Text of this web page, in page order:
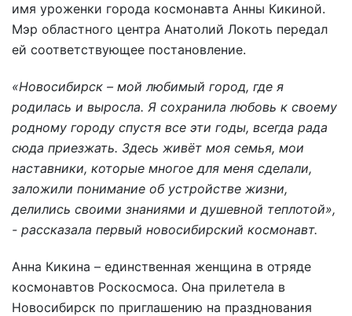
имя уроженки города космонавта Анны Кикиной.
Мэр областного центра Анатолий Локоть передал
ей соответствующее постановление.
«Новосибирск – мой любимый город, где я
родилась и выросла. Я сохранила любовь к своему
родному городу спустя все эти годы, всегда рада
сюда приезжать. Здесь живёт моя семья, мои
наставники, которые многое для меня сделали,
заложили понимание об устройстве жизни,
делились своими знаниями и душевной теплотой»,
- рассказала первый новосибирский космонавт.
Анна Кикина – единственная женщина в отряде
космонавтов Роскосмоса. Она прилетела в
Новосибирск по приглашению на празднования